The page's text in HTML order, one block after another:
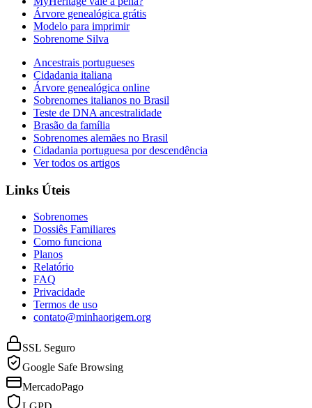
Árvore genealógica grátis
Modelo para imprimir
Sobrenome Silva
Ancestrais portugueses
Cidadania italiana
Árvore genealógica online
Sobrenomes italianos no Brasil
Teste de DNA ancestralidade
Brasão da família
Sobrenomes alemães no Brasil
Cidadania portuguesa por descendência
Ver todos os artigos
Links Úteis
Sobrenomes
Dossiês Familiares
Como funciona
Planos
Relatório
FAQ
Privacidade
Termos de uso
contato@minhaorigem.org
SSL Seguro
Google Safe Browsing
MercadoPago